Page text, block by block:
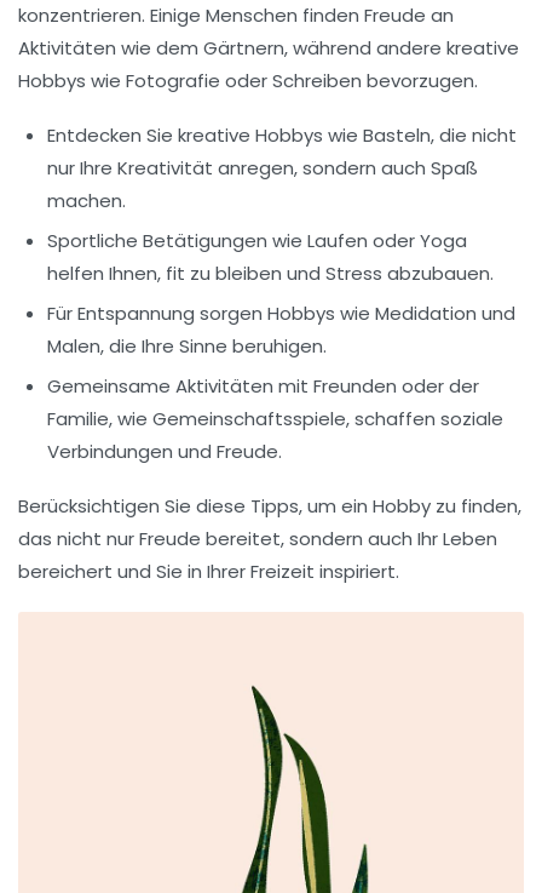
konzentrieren. Einige Menschen finden Freude an
Aktivitäten wie dem Gärtnern, während andere kreative
Hobbys wie Fotografie oderSchreiben bevorzugen.
Entdecken Sie kreative Hobbys wie Basteln, die nicht
nur Ihre Kreativität anregen, sondern auch Spaß
machen.
Sportliche Betätigungen wie Laufen oderYoga
helfen Ihnen, fit zu bleiben und Stress abzubauen.
Für Entspannung sorgen Hobbys wie Medidation und
Malen, die Ihre Sinne beruhigen.
Gemeinsame Aktivitäten mit Freunden oder der
Familie, wie Gemeinschaftsspiele, schaffen soziale
Verbindungen und Freude.
Berücksichtigen Sie diese Tipps, um ein Hobby zu finden,
das nicht nur Freude bereitet, sondern auch Ihr Leben
bereichert und Sie in Ihrer Freizeit inspiriert.